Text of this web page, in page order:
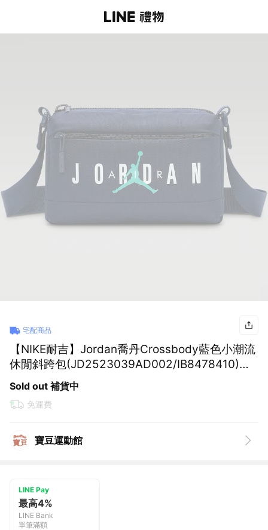
宅配商品
【NIKE耐吉】Jordan喬丹Crossbody藍色小潮流
休閒斜跨包(JD2523039AD002/IB8478410)百
搭時尚側背包經典配色可調式背帶單肩包多收納
肩背包交換禮物 男生禮物 女生禮物
Sold out 補貨中
免運費
寶豆運動館
LINE Pay
最高4%
LINE Bank
單筆滿額